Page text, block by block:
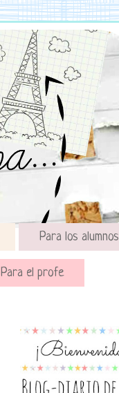
Para los alumnos
Para el profe